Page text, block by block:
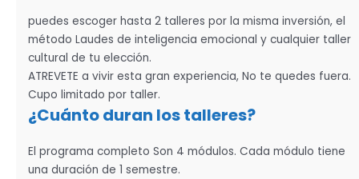
puedes escoger hasta 2 talleres por la misma inversión, el
método Laudes de inteligencia emocional y cualquier taller
cultural de tu elección.
ATREVETE a vivir esta gran experiencia, No te quedes fuera.
Cupo limitado por taller.
¿Cuánto duran los talleres?
El programa completo Son 4 módulos. Cada módulo tiene
una duración de 1 semestre.